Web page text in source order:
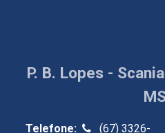
P. B. Lopes -
Telefone:
(67) 3326-